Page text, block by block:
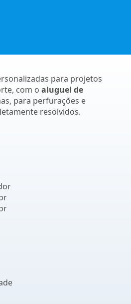
para projetos
com o aluguel de
para perfurações e
resolvidos.